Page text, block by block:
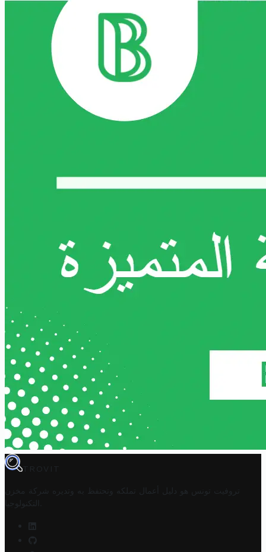
TROVIT
تروفيت تونس هو دليل أعمال تملكه وتحتفظ به وتديره
شركة مخزن
التكنولوجيا